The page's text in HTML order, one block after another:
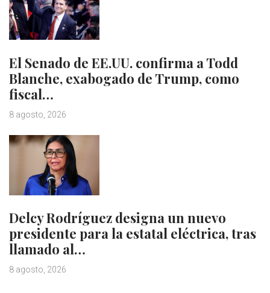
El Senado de EE.UU. confirma a Todd
Blanche, exabogado de Trump, como
fiscal…
8 agosto, 2026
Delcy Rodríguez designa un nuevo
presidente para la estatal eléctrica, tras
llamado al…
8 agosto, 2026